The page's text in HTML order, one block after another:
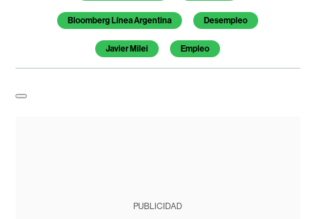
Bloomberg Línea Argentina Desempleo
Javier Milei Empleo
PUBLICIDAD